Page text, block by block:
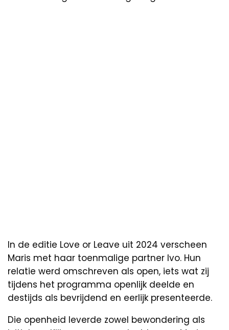
In de editie Love or Leave uit 2024 verscheen
Maris met haar toenmalige partner Ivo. Hun
relatie werd omschreven als open, iets wat zij
tijdens het programma openlijk deelde en
destijds als bevrijdend en eerlijk presenteerde.
Die openheid leverde zowel bewondering als